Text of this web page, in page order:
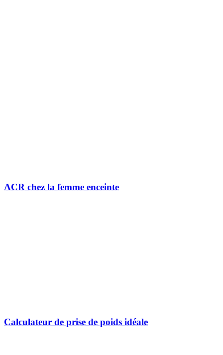
ACR chez la femme enceinte
Calculateur de prise de poids idéale